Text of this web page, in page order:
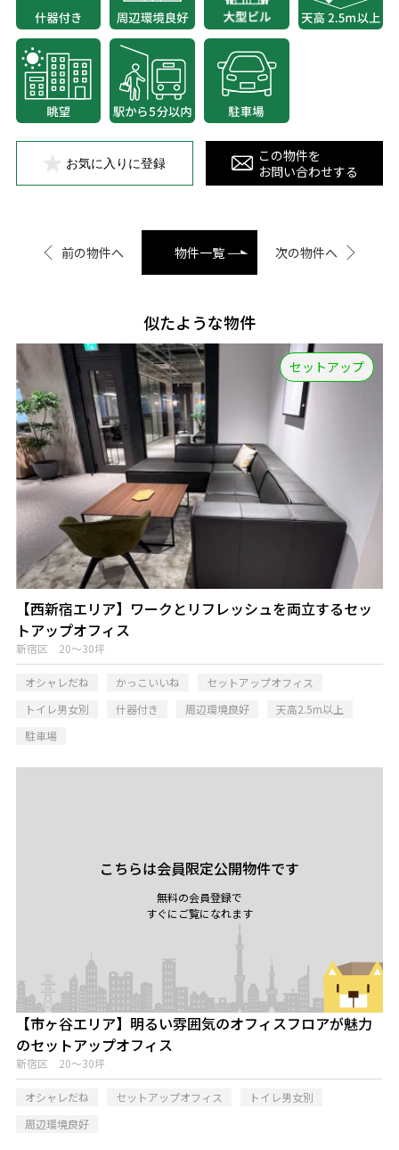
お気に入りに登録
この物件を
お問い合わせする
前の物件へ 物件一覧 次の物件へ
似たような物件
セットアップ
【西新宿エリア】ワークとリフレッシュを両立するセッ
トアップオフィス
新宿区 20～30坪
オシャレだね かっこいいね
セットアップオフィス
トイレ男女別
什器付き 周辺環境良好
天高2.5m以上
駐車場
こちらは会員限定公開物件です
無料の会員登録で
すぐにご覧になれます
【市ヶ谷エリア】明るい雰囲気のオフィスフロアが魅力
のセットアップオフィス
新宿区 20～30坪
オシャレだね セットアップオフィス
トイレ男女別
周辺環境良好